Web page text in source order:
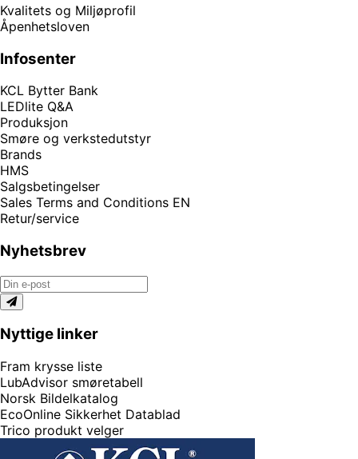
Kvalitets og Miljøprofil
Åpenhetsloven
Infosenter
KCL Bytter Bank
LEDlite Q&A
Produksjon
Smøre og verkstedutstyr
Brands
HMS
Salgsbetingelser
Sales Terms and Conditions EN
Retur/service
Nyhetsbrev
Nyttige linker
Fram krysse liste
LubAdvisor smøretabell
Norsk Bildelkatalog
EcoOnline Sikkerhet Datablad
Trico produkt velger